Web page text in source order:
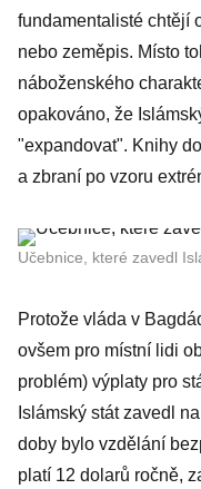
fundamentalisté chtějí
nebo zeměpis. Místo
náboženského
opakováno, že
"expandovat". Knihy
a zbraní po vzoru
Učebnice, které zavedl
Protože vláda v
ovšem pro místní lidi
problém) výplaty pro
Islámský stát zavedl
doby bylo vzdělání
platí 12 dolarů ročně,